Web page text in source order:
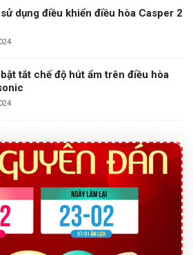
dụng điều khiển điều hòa Casper 2
tắt chế độ hút ẩm trên điều hòa